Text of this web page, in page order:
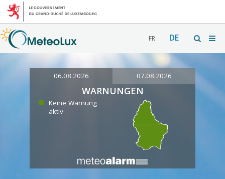
FR DE
06.08.2026 07.08.2026
WARNUNGEN
Keine Warnung
aktiv